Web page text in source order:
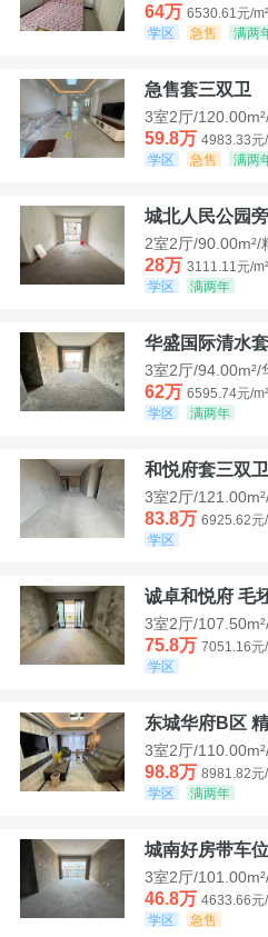
64万 6530.61元/m²
学区
急售 满两
急售套三双卫
3室2厅/
59.8万 4983.33元/
学区
急售 满两
城北人民公园
2室2厅/90.00m²/
28万 3111.11元/m²
学区
满两年
华盛国际清水
3室2厅/94.00m²/
62万 6595.74元/m²
学区
满两年
和悦府套三双
3室2厅/
83.8万 6925.62元/
学区
诚卓和悦府 毛
3室2厅/
75.8万 7051.16元/
学区
东城华府B区
3室2厅/
98.8万 8981.82元/
学区
满两年
城南好房带车
3室2厅/
46.8万 4633.66元/
学区
急售